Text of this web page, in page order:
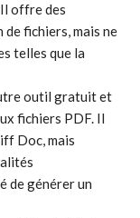
offre des
fichiers, mais ne
telles que la
outil gratuit et
fichiers PDF. Il
Doc, mais
de générer un